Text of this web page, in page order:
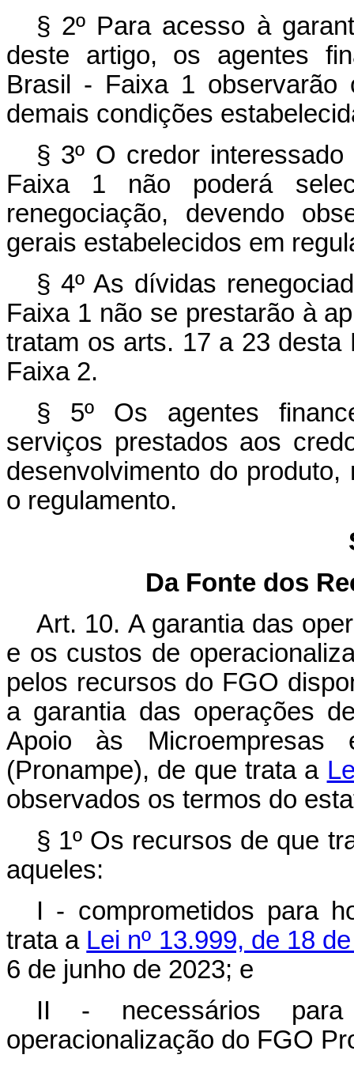
§ 2º Para acesso à
deste artigo, os agentes
Brasil - Faixa 1
demais condições
§ 3º O credor
Faixa 1 não poderá
renegociação, devendo
gerais estabelecidos em
§ 4º As dívidas
Faixa 1 não se prestarão à
tratam os arts. 17 a 23 desta
Faixa 2.
§ 5º Os agentes
serviços prestados aos
desenvolvimento do
o regulamento.
Da Fonte dos
Art. 10. A garantia das
e os custos de
pelos recursos do FGO
a garantia das operações
Apoio às
(Pronampe), de que trata a
observados os termos do
§ 1º Os recursos de que
aqueles:
I - comprometidos para
trata a Lei nº 13.999, de 18
6 de junho de 2023; e
II - necessários
operacionalização do FGO